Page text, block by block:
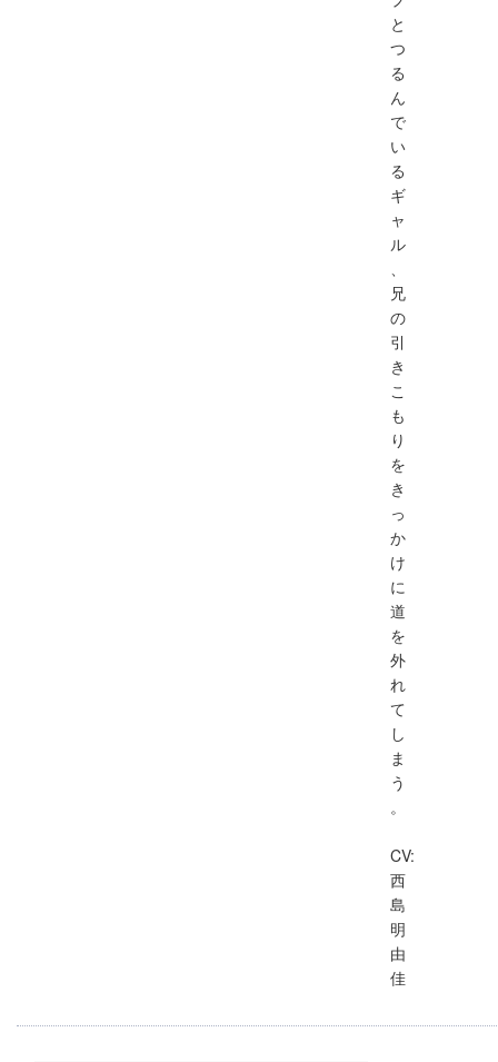
と
つ
る
ん
で
い
る
ギ
ャ
ル
、
兄
の
引
き
こ
も
り
を
き
っ
か
け
に
道
を
外
れ
て
し
ま
う
。
CV:
西
島
明
由
佳